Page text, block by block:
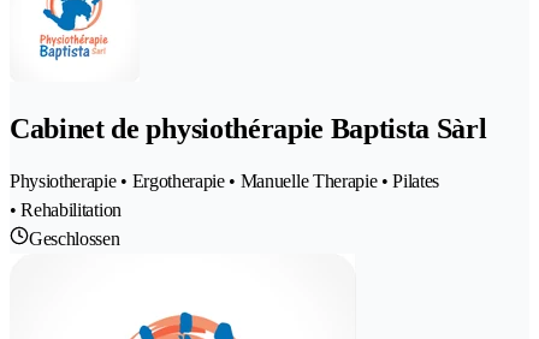
Cabinet de physiothérapie Baptista Sàrl
Physiotherapie • Ergotherapie • Manuelle Therapie • Pilates
• Rehabilitation
Geschlossen